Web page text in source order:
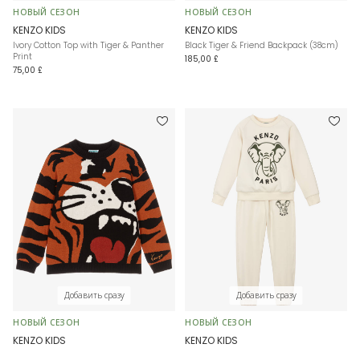
НОВЫЙ СЕЗОН
KENZO KIDS
Ivory Cotton Top with Tiger & Panther
Print
75,00 £
НОВЫЙ СЕЗОН
KENZO KIDS
Black Tiger & Friend Backpack (38cm)
185,00 £
Добавить сразу
НОВЫЙ СЕЗОН
KENZO KIDS
Добавить сразу
НОВЫЙ СЕЗОН
KENZO KIDS